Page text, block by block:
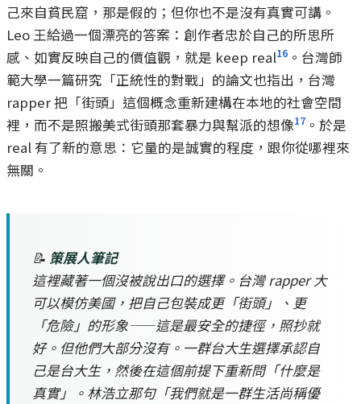
己來自貧民窟，那是假的；但你也不是沒有真實可講。
Leo 王給過一個漂亮的答案：創作者忠於自己的所思所
感、如實反映自己的價值觀，就是 keep real16 。台灣師
範大學一篇研究「正統性的對戰」的論文也指出，台灣
rapper 把「街頭」這個概念重新建構在本地的社會空間
裡，而不是照搬美式街頭那套暴力與幫派的想像17 。於是
real 有了新的意思：它量的是誠實的程度，跟你從哪裡來
無關。
📝 策展人筆記
這裡藏著一個沒被說出口的選擇。台灣 rapper 大
可以模仿美國，把自己包裝成更「街頭」、更
「危險」的形象——這是最安全的捷徑，照抄就
好。但他們大部分沒有。一群台大生選擇承認自
己是台大生，然後在這個前提下重新問「什麼是
真實」。林浩立那句「我們就是一群生活尚稱優